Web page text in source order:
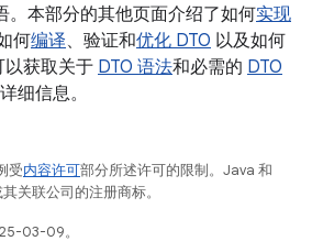
。本部分的其他页面介绍了如何实现
何编译、验证和优化 DTO 以及如何
以获取关于 DTO 语法和必需的 DTO
细信息。
受内容许可部分所述许可的限制。Java 和
关联公司的注册商标。
03-09。